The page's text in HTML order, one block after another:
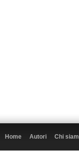
Home Autori Chi